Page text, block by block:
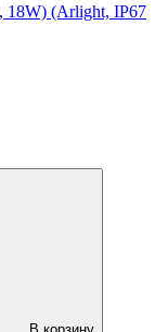
18W) (Arlight, IP67